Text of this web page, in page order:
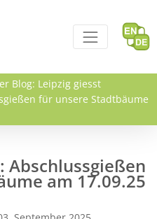
Blog: Leipzig giesst
für unsere Stadtbäume
Abschlussgießen
am 17.09.25